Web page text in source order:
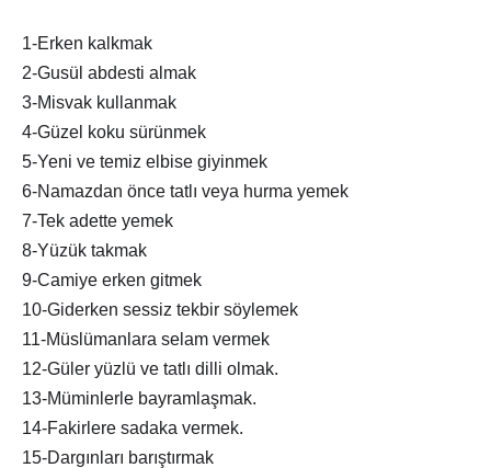
1-Erken kalkmak
2-Gusül abdesti almak
3-Misvak kullanmak
4-Güzel koku sürünmek
5-Yeni ve temiz elbise giyinmek
6-Namazdan önce tatlı veya hurma yemek
7-Tek adette yemek
8-Yüzük takmak
9-Camiye erken gitmek
10-Giderken sessiz tekbir söylemek
11-Müslümanlara selam vermek
12-Güler yüzlü ve tatlı dilli olmak.
13-Müminlerle bayramlaşmak.
14-Fakirlere sadaka vermek.
15-Dargınları barıştırmak